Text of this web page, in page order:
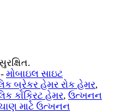
- મોબાઇલ સાઇટ
બ્રેકર હેમર રોક હેમર,
કોંક્રિટ હેમર, ઉત્ખનન
માટે ઉત્ખનન